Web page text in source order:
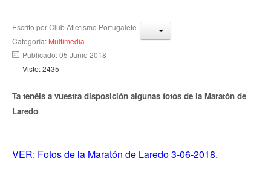
Escrito porClub Atletismo Portugalete
Categoría: Multimedia
Publicado: 05 Junio 2018
Visto: 2435
Ta tenéis a vuestra disposición algunas fotos de la Maratón de
Laredo
VER: Fotos de la Maratón de Laredo 3-06-2018.